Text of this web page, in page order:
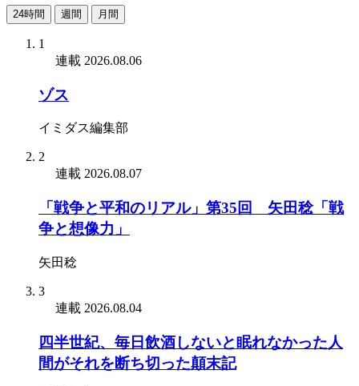
24時間 週間 月間
1
連載 2026.08.06
ゾス
イミダス編集部
2
連載 2026.08.07
「戦争と平和のリアル」第35回 矢田稔「戦
争と想像力」
矢田稔
3
連載 2026.08.04
四半世紀、毎日飲酒しないと眠れなかった人
間がそれを断ち切った顛末記